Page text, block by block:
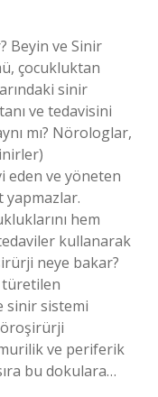
Beyin ve Sinir
çocukluktan
sinir
ve tedavisini
mı? Nörologlar,
eden ve yöneten
hem
kullanarak
neye bakar?
sinir sistemi
ve periferik
bu dokulara…